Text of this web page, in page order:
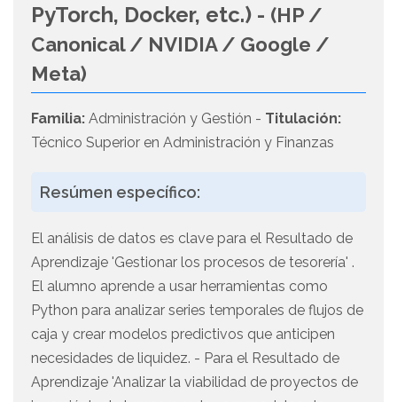
PyTorch, Docker, etc.) - (HP /
Canonical / NVIDIA / Google /
Meta)
Familia: Administración y Gestión - Titulación:
Técnico Superior en Administración y Finanzas
Resúmen específico:
El análisis de datos es clave para el Resultado de
Aprendizaje 'Gestionar los procesos de tesorería' .
El alumno aprende a usar herramientas como
Python para analizar series temporales de flujos de
caja y crear modelos predictivos que anticipen
necesidades de liquidez. - Para el Resultado de
Aprendizaje 'Analizar la viabilidad de proyectos de